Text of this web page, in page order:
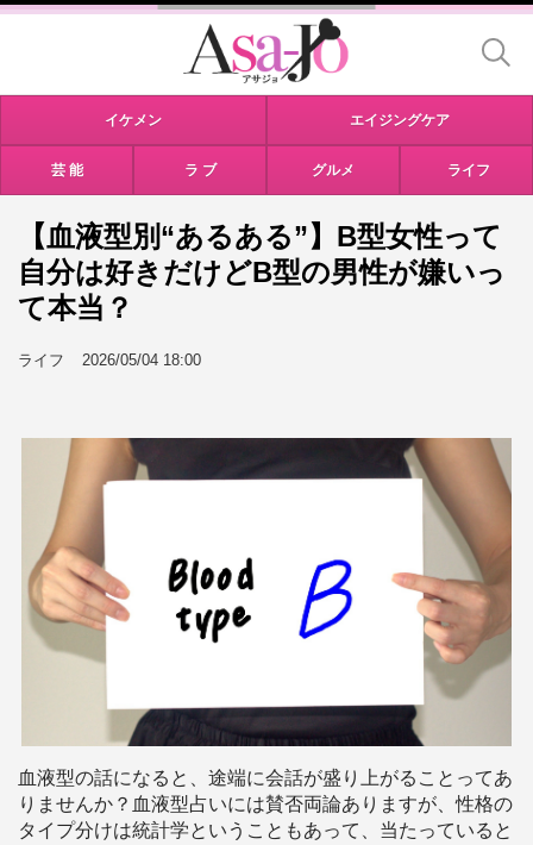
イケメン エイジングケア
芸 能 ラ ブ グルメ ライフ
【血液型別“あるある”】B型女性って
自分は好きだけどB型の男性が嫌いっ
て本当？
ライフ 2026/05/04 18:00
血液型の話になると、途端に会話が盛り上がることってあ
りませんか？血液型占いには賛否両論ありますが、性格の
タイプ分けは統計学ということもあって、当たっていると